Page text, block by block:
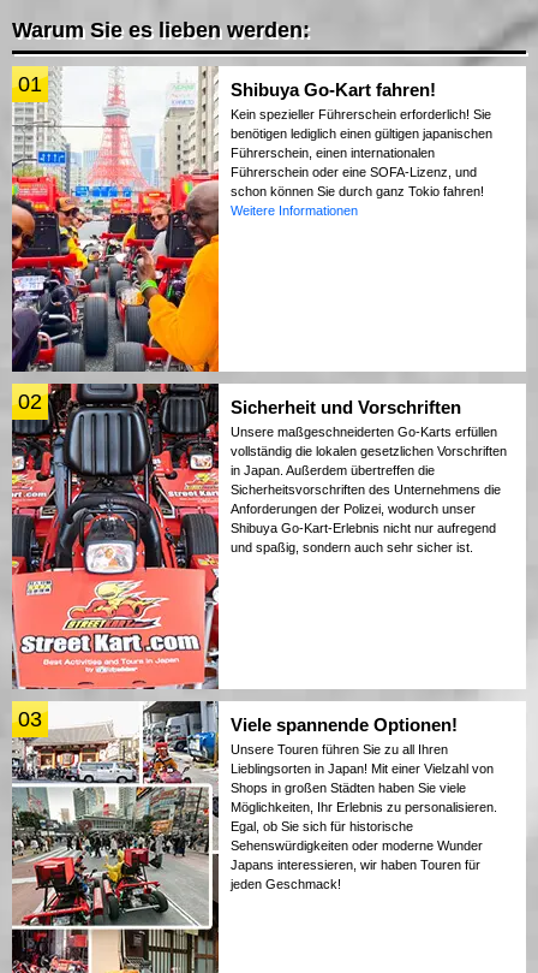
Warum Sie es lieben werden:
01 Shibuya Go-Kart fahren!
Kein spezieller Führerschein erforderlich! Sie
benötigen lediglich einen gültigen japanischen
Führerschein, einen internationalen
Führerschein oder eine SOFA-Lizenz, und
schon können Sie durch ganz Tokio fahren!
Weitere Informationen
02 Sicherheit und Vorschriften
Unsere maßgeschneiderten Go-Karts erfüllen
vollständig die lokalen gesetzlichen Vorschriften
in Japan. Außerdem übertreffen die
Sicherheitsvorschriften des Unternehmens die
Anforderungen der Polizei, wodurch unser
Shibuya Go-Kart-Erlebnis nicht nur aufregend
und spaßig, sondern auch sehr sicher ist.
03 Viele spannende Optionen!
Unsere Touren führen Sie zu all Ihren
Lieblingsorten in Japan! Mit einer Vielzahl von
Shops in großen Städten haben Sie viele
Möglichkeiten, Ihr Erlebnis zu personalisieren.
Egal, ob Sie sich für historische
Sehenswürdigkeiten oder moderne Wunder
Japans interessieren, wir haben Touren für
jeden Geschmack!